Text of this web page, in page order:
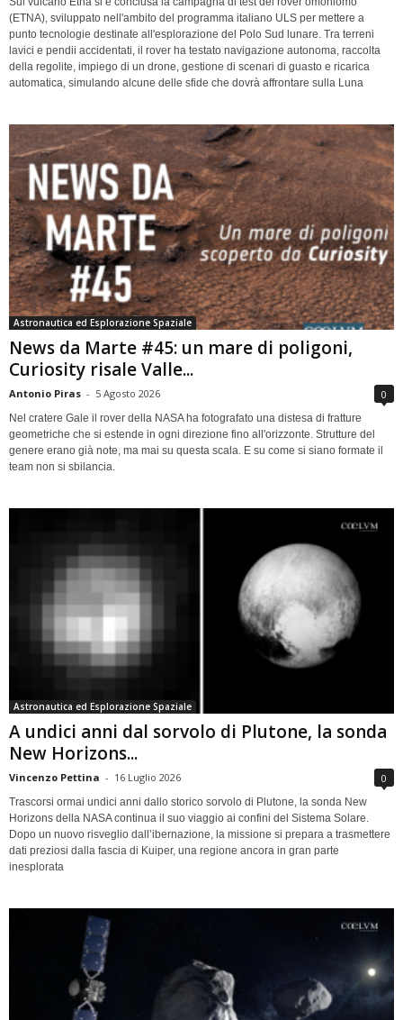
(ETNA), sviluppato nell'ambito del programma italiano ULS per mettere a
punto tecnologie destinate all'esplorazione del Polo Sud lunare. Tra terreni
lavici e pendii accidentati, il rover ha testato navigazione autonoma, raccolta
della regolite, impiego di un drone, gestione di scenari di guasto e ricarica
automatica, simulando alcune delle sfide che dovrà affrontare sulla Luna
Astronautica ed Esplorazione Spaziale
News da Marte #45: un mare di poligoni,
Curiosity risale Valle...
Antonio Piras - 5 Agosto 2026 0
Nel cratere Gale il rover della NASA ha fotografato una distesa di fratture
geometriche che si estende in ogni direzione fino all'orizzonte. Strutture del
genere erano già note, ma mai su questa scala. E su come si siano formate il
team non si sbilancia.
Astronautica ed Esplorazione Spaziale
A undici anni dal sorvolo di Plutone, la sonda
New Horizons...
Vincenzo Pettina - 16 Luglio 2026 0
Trascorsi ormai undici anni dallo storico sorvolo di Plutone, la sonda New
Horizons della NASA continua il suo viaggio ai confini del Sistema Solare.
Dopo un nuovo risveglio dall’ibernazione, la missione si prepara a trasmettere
dati preziosi dalla fascia di Kuiper, una regione ancora in gran parte
inesplorata